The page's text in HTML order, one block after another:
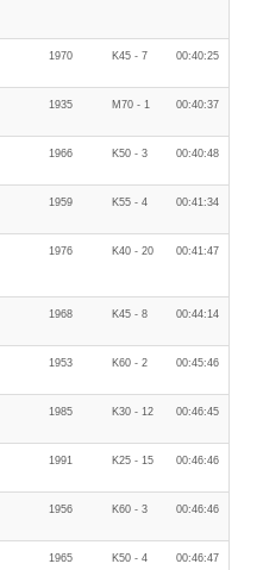
1970 K45 - 7 00:40:25
1935 M70 - 1 00:40:37
1966 K50 - 3 00:40:48
1959 K55 - 4 00:41:34
1976 K40 - 20 00:41:47
1968 K45 - 8 00:44:14
1953 K60 - 2 00:45:46
1985 K30 - 12 00:46:45
1991 K25 - 15 00:46:46
1956 K60 - 3 00:46:46
1965 K50 - 4 00:46:47